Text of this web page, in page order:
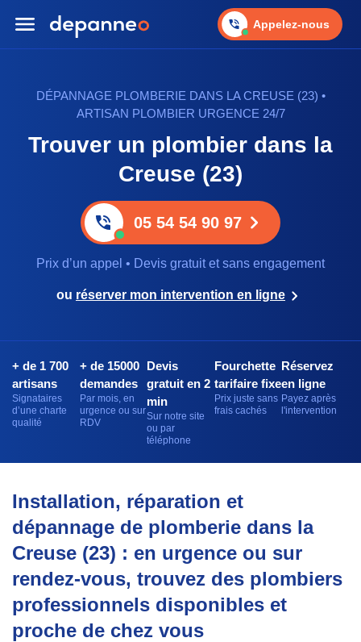
Appelez-nous
DÉPANNAGE PLOMBERIE DANS LA CREUSE (23) •
ARTISAN PLOMBIER URGENCE 24/7
Trouver un plombier dans la
Creuse (23)
05 54 54 90 97
Prix d’un appel • Devis gratuit et sans engagement
ou réserver mon intervention en ligne
+ de 1 700
artisans
Signataires
d’une charte
qualité
+ de 15000
demandes
Par mois, en
urgence ou sur
RDV
Devis
gratuit en 2
min
Sur notre site
ou par
téléphone
Fourchette
tarifaire fixe
Prix juste sans
frais cachés
Réservez
en ligne
Payez après
l'intervention
Installation, réparation et
dépannage de plomberie dans la
Creuse (23) : en urgence ou sur
rendez-vous, trouvez des plombiers
professionnels disponibles et
proche de chez vous